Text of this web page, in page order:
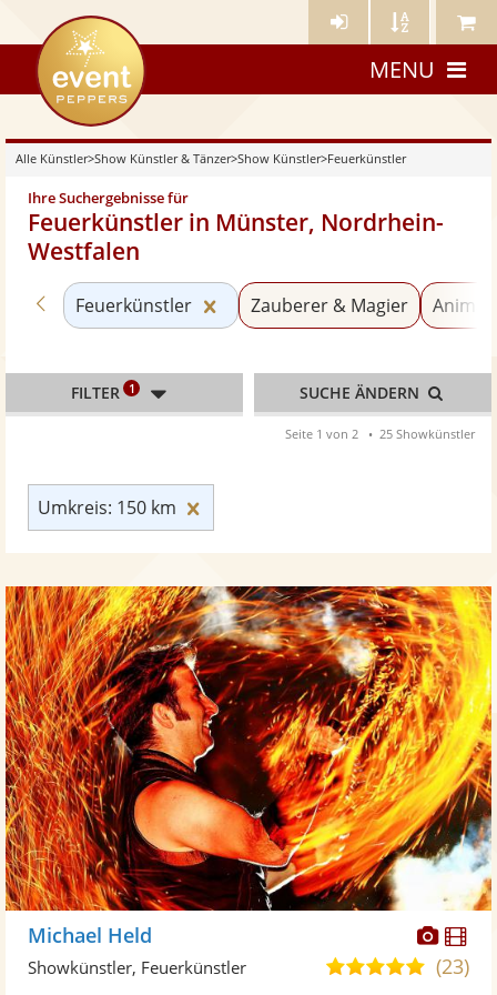
Künstler- Künstler Meine
eventpeppers
MENU
Alle Künstler>Show Künstler & Tänzer>Show Künstler>Feuerkünstler
Ihre Suchergebnisse für
Feuerkünstler in Münster, Nordrhein-
Westfalen
Zurück zu «Show Künstler»
Feuerkünstler Kategorie «Feuerkünstler»
Zauberer & Magier
Umkreis: 150 km
FILTER 1 SUCHE ÄNDERN
Seite 1 von 2 25 Showkünstler
Michael Held
5,0(23)
Showkünstler, Feuerkünstler